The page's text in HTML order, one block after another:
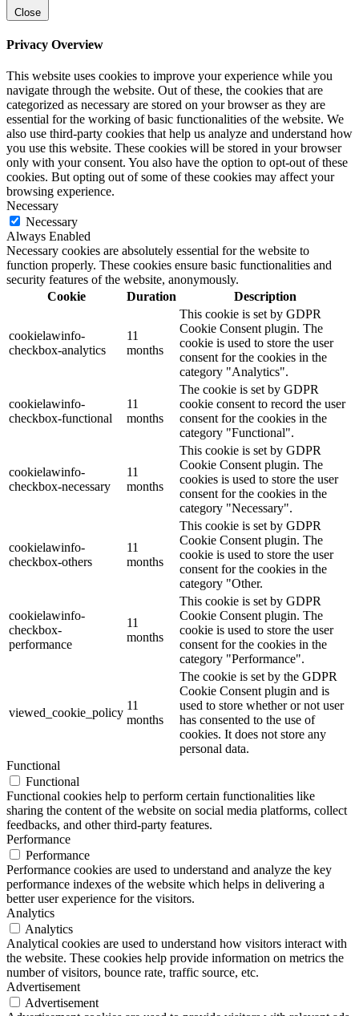
Close
Privacy Overview
This website uses cookies to improve your experience while you
navigate through the website. Out of these, the cookies that are
categorized as necessary are stored on your browser as they are
essential for the working of basic functionalities of the website. We
also use third-party cookies that help us analyze and understand how
you use this website. These cookies will be stored in your browser
only with your consent. You also have the option to opt-out of these
cookies. But opting out of some of these cookies may affect your
browsing experience.
Necessary
Necessary
Always Enabled
Necessary cookies are absolutely essential for the website to
function properly. These cookies ensure basic functionalities and
security features of the website, anonymously.
Cookie
Duration Description
cookielawinfo-
checkbox-analytics
11
months
This cookie is set by GDPR
Cookie Consent plugin. The
cookie is used to store the user
consent for the cookies in the
category "Analytics".
cookielawinfo-
checkbox-functional
11
months
The cookie is set by GDPR
cookie consent to record the user
consent for the cookies in the
category "Functional".
cookielawinfo-
checkbox-necessary
11
months
This cookie is set by GDPR
Cookie Consent plugin. The
cookies is used to store the user
consent for the cookies in the
category "Necessary".
cookielawinfo-
checkbox-others
11
months
This cookie is set by GDPR
Cookie Consent plugin. The
cookie is used to store the user
consent for the cookies in the
category "Other.
cookielawinfo-
checkbox-
performance
11
months
This cookie is set by GDPR
Cookie Consent plugin. The
cookie is used to store the user
consent for the cookies in the
category "Performance".
viewed_cookie_policy
11
months
The cookie is set by the GDPR
Cookie Consent plugin and is
used to store whether or not user
has consented to the use of
cookies. It does not store any
personal data.
Functional
Functional
Functional cookies help to perform certain functionalities like
sharing the content of the website on social media platforms, collect
feedbacks, and other third-party features.
Performance
Performance
Performance cookies are used to understand and analyze the key
performance indexes of the website which helps in delivering a
better user experience for the visitors.
Analytics
Analytics
Analytical cookies are used to understand how visitors interact with
the website. These cookies help provide information on metrics the
number of visitors, bounce rate, traffic source, etc.
Advertisement
Advertisement